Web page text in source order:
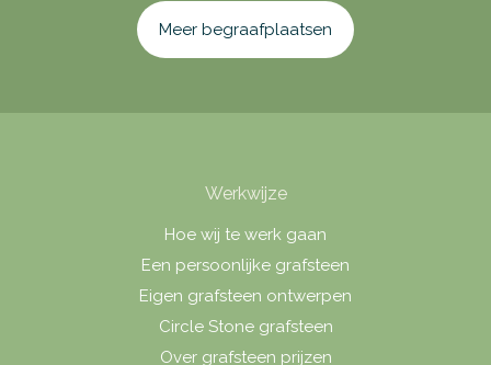
Meer begraafplaatsen
Werkwijze
Hoe wij te werk gaan
Een persoonlijke grafsteen
Eigen grafsteen ontwerpen
Circle Stone grafsteen
Over grafsteen prijzen